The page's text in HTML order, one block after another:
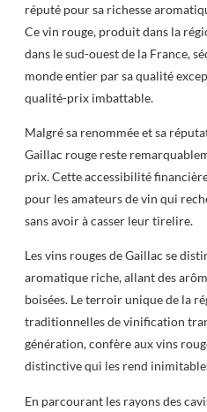
réputé pour sa richesse
Ce vin rouge, produit dans la
dans le sud-ouest de la France,
monde entier par sa qualité
qualité-prix imbattable.
Malgré sa renommée et sa
Gaillac rouge reste
prix. Cette accessibilité
pour les amateurs de vin qui
sans avoir à casser leur tirelire.
Les vins rouges de Gaillac se
aromatique riche, allant des
boisées. Le terroir unique de la
traditionnelles de vinification
génération, confère aux vins
distinctive qui les rend
En parcourant les rayons des